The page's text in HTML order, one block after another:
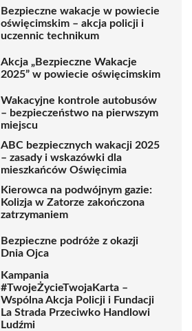
Bezpieczne wakacje w powiecie
oświęcimskim – akcja policji i
uczennic technikum
Akcja „Bezpieczne Wakacje
2025” w powiecie oświęcimskim
Wakacyjne kontrole autobusów
– bezpieczeństwo na pierwszym
miejscu
ABC bezpiecznych wakacji 2025
– zasady i wskazówki dla
mieszkańców Oświęcimia
Kierowca na podwójnym gazie:
Kolizja w Zatorze zakończona
zatrzymaniem
Bezpieczne podróże z okazji
Dnia Ojca
Kampania
#TwojeŻycieTwojaKarta –
Wspólna Akcja Policji i Fundacji
La Strada Przeciwko Handlowi
Ludźmi